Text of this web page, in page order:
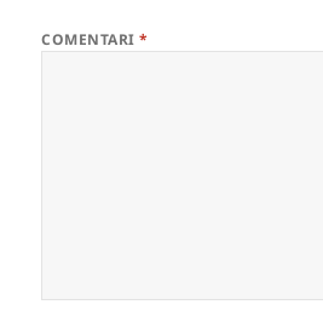
COMENTARI*